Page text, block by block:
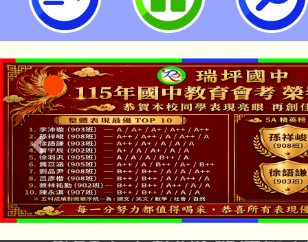
「本色祭」8/29、30在
場熱烈登場!
8/21下午1時於龍潭區